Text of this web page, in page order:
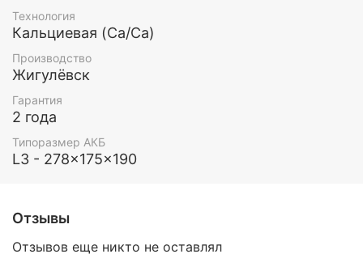
Технология
Кальциевая (Ca/Ca)
Производство
Жигулёвск
Гарантия
2 года
Типоразмер АКБ
L3 - 278x175x190
Отзывы
Отзывов еще никто не оставлял